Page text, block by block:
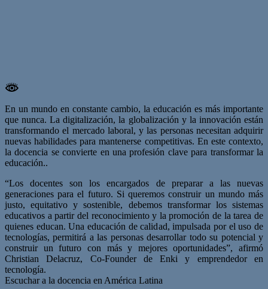
En un mundo en constante cambio, la educación es más importante
que nunca. La digitalización, la globalización y la innovación están
transformando el mercado laboral, y las personas necesitan adquirir
nuevas habilidades para mantenerse competitivas. En este contexto,
la docencia se convierte en una profesión clave para transformar la
educación..
“Los docentes son los encargados de preparar a las nuevas
generaciones para el futuro. Si queremos construir un mundo más
justo, equitativo y sostenible, debemos transformar los sistemas
educativos a partir del reconocimiento y la promoción de la tarea de
quienes educan. Una educación de calidad, impulsada por el uso de
tecnologías, permitirá a las personas desarrollar todo su potencial y
construir un futuro con más y mejores oportunidades”, afirmó
Christian Delacruz, Co-Founder de Enki y emprendedor en
tecnología.
Escuchar a la docencia en América Latina